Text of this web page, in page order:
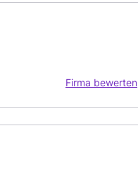
Firma bewerten